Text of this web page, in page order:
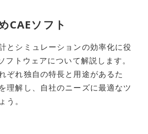
CAEソフト
とシミュレーションの効率化に役
フトウェアについて解説します。
ぞれ独自の特長と用途があるた
理解し、自社のニーズに最適なツ
う。